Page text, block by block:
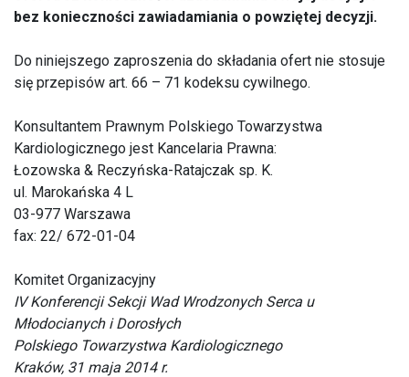
bez konieczności zawiadamiania o powziętej decyzji.
Do niniejszego zaproszenia do składania ofert nie stosuje
się przepisów art. 66 – 71 kodeksu cywilnego.
Konsultantem Prawnym Polskiego Towarzystwa
Kardiologicznego jest Kancelaria Prawna:
Łozowska & Reczyńska-Ratajczak sp. K.
ul. Marokańska 4 L
03-977 Warszawa
fax: 22/ 672-01-04
Komitet Organizacyjny
IV Konferencji Sekcji Wad Wrodzonych Serca u
Młodocianych i Dorosłych
Polskiego Towarzystwa Kardiologicznego
Kraków, 31 maja 2014 r.